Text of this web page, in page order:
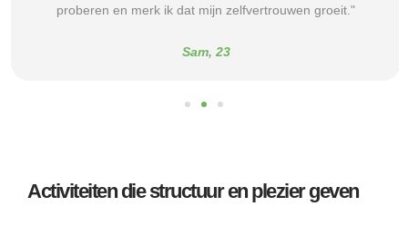
proberen en merk ik dat mijn zelfvertrouwen groeit."
Sam, 23
Activiteiten die structuur en plezier geven